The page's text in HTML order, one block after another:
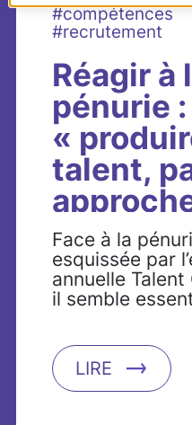
#compétences
#recrutement
Réagir à
pénurie :
«
talent,
terme du
la
Face à la
esquissée par
annuelle
il semble
LIRE